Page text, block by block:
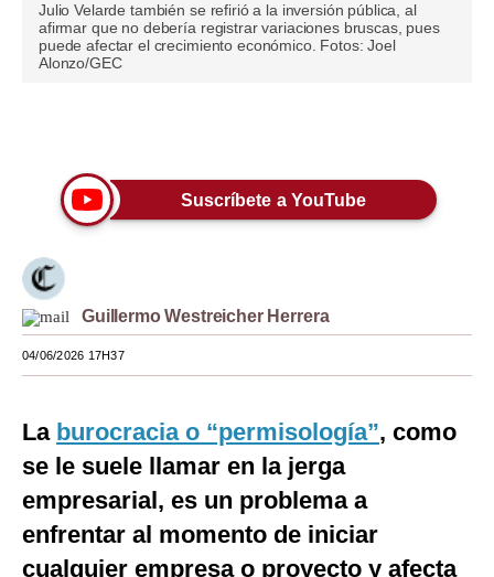
Lujo
Viajes
Mundo
México
España
Internacional
Tecnología
Club del Suscriptor
Mix
G de Gestión
Julio Velarde también se refirió a la inversión pública, al
afirmar que no debería registrar variaciones bruscas, pues
puede afectar el crecimiento económico. Fotos: Joel
Alonzo/GEC
Suscríbete a YouTube
Guillermo Westreicher Herrera
04/06/2026 17H37
La burocracia o “permisología”, como
se le suele llamar en la jerga
empresarial, es un problema a
enfrentar al momento de iniciar
cualquier empresa o proyecto y afecta